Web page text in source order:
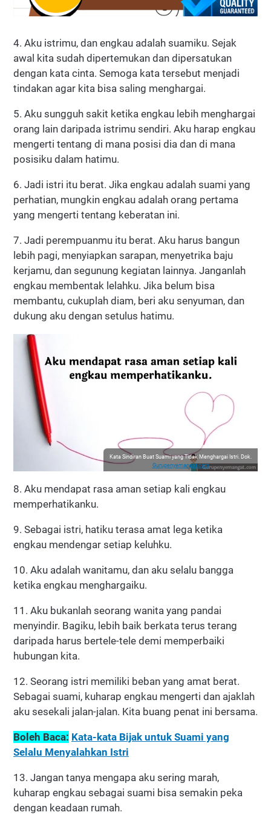
4. Aku istrimu, dan engkau adalah suamiku. Sejak
awal kita sudah dipertemukan dan dipersatukan
dengan kata cinta. Semoga kata tersebut menjadi
tindakan agar kita bisa saling menghargai.
5. Aku sungguh sakit ketika engkau lebih menghargai
orang lain daripada istrimu sendiri. Aku harap engkau
mengerti tentang di mana posisi dia dan di mana
posisiku dalam hatimu.
6. Jadi istri itu berat. Jika engkau adalah suami yang
perhatian, mungkin engkau adalah orang pertama
yang mengerti tentang keberatan ini.
7. Jadi perempuanmu itu berat. Aku harus bangun
lebih pagi, menyiapkan sarapan, menyetrika baju
kerjamu, dan segunung kegiatan lainnya. Janganlah
engkau membentak lelahku. Jika belum bisa
membantu, cukuplah diam, beri aku senyuman, dan
dukung aku dengan setulus hatimu.
Kata Sindiran Buat Suami yang Tidak Menghargai Istri. Dok.
Gurupenyemangat.com
8. Aku mendapat rasa aman setiap kali engkau
memperhatikanku.
9. Sebagai istri, hatiku terasa amat lega ketika
engkau mendengar setiap keluhku.
10. Aku adalah wanitamu, dan aku selalu bangga
ketika engkau menghargaiku.
11. Aku bukanlah seorang wanita yang pandai
menyindir. Bagiku, lebih baik berkata terus terang
daripada harus bertele-tele demi memperbaiki
hubungan kita.
12. Seorang istri memiliki beban yang amat berat.
Sebagai suami, kuharap engkau mengerti dan ajaklah
aku sesekali jalan-jalan. Kita buang penat ini bersama.
Boleh Baca: Kata-kata Bijak untuk Suami yang
Selalu Menyalahkan Istri
13. Jangan tanya mengapa aku sering marah,
kuharap engkau sebagai suami bisa semakin peka
dengan keadaan rumah.